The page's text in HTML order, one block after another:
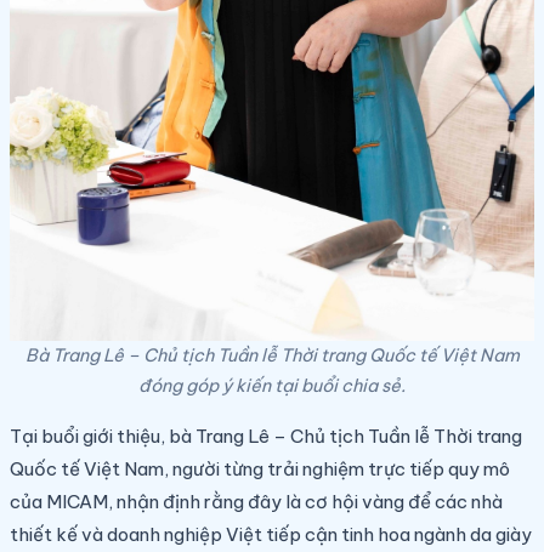
Bà Trang Lê – Chủ tịch Tuần lễ Thời trang Quốc tế Việt Nam
đóng góp ý kiến tại buổi chia sẻ.
Tại buổi giới thiệu, bà Trang Lê – Chủ tịch Tuần lễ Thời trang
Quốc tế Việt Nam, người từng trải nghiệm trực tiếp quy mô
của MICAM, nhận định rằng đây là cơ hội vàng để các nhà
thiết kế và doanh nghiệp Việt tiếp cận tinh hoa ngành da giày